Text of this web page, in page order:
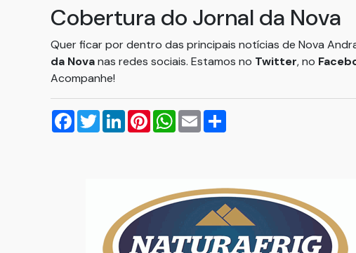
Cobertura do Jornal da Nova
Quer ficar por dentro das principais notícias de Nova
da Novanas redes sociais. Estamos no Twitter, no
Acompanhe!
Facebook
TwitterLinkedInPinterestWhatsApp
Email